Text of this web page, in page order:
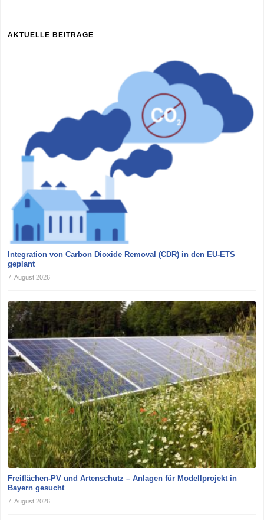
AKTUELLE BEITRÄGE
Integration von Carbon Dioxide Removal (CDR) in den EU-ETS
geplant
7. August 2026
Freiflächen-PV und Artenschutz – Anlagen für Modellprojekt in
Bayern gesucht
7. August 2026